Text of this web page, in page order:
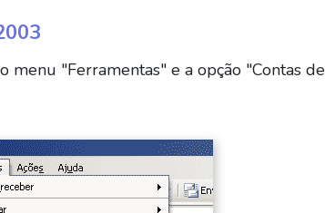
menu "Ferramentas" e a opção "Contas de